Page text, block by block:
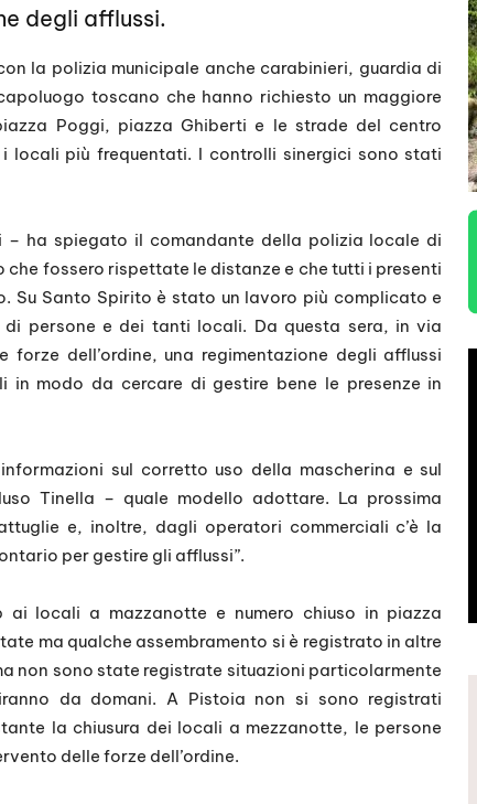
degli afflussi.
la polizia municipale anche carabinieri, guardia di
toscano che hanno richiesto un maggiore
Poggi, piazza Ghiberti e le strade del centro
locali più frequentati. I controlli sinergici sono stati
– ha spiegato il comandante della polizia locale di
fossero rispettate le distanze e che tutti i presenti
Su Santo Spirito è stato un lavoro più complicato e
persone e dei tanti locali. Da questa sera, in via
forze dell’ordine, una regimentazione degli afflussi
in modo da cercare di gestire bene le presenze in
sul corretto uso della mascherina e sul
Tinella – quale modello adottare. La prossima
e, inoltre, dagli operatori commerciali c’è la
per gestire gli afflussi”.
locali a mazzanotte e numero chiuso in piazza
ma qualche assembramento si è registrato in altre
non sono state registrate situazioni particolarmente
da domani. A Pistoia non si sono registrati
la chiusura dei locali a mezzanotte, le persone
delle forze dell’ordine.